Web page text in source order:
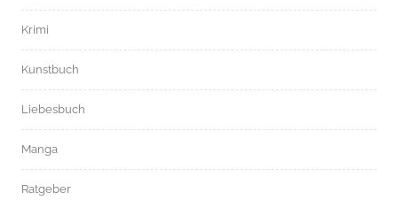
Krimi
Kunstbuch
Liebesbuch
Manga
Ratgeber